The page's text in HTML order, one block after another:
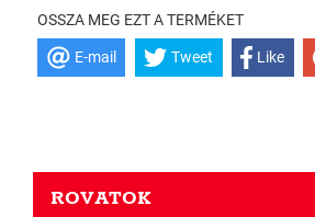
OSSZA MEG EZT A TERMÉKET
E-mail Tweet Like
ROVATOK